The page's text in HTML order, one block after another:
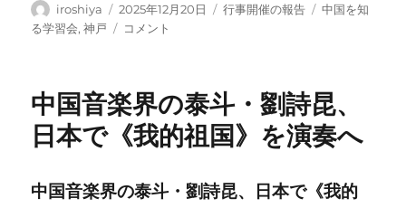
投
稿
iroshiya
投
稿
2025年12月20日
カ
行事開催の報告
タ
中国を知
る学習会,神戸
中
史
学
習
開
コメント
中国音楽界の泰斗・劉詩昆、
日本で《我的祖国》を演奏へ
中国音楽界の泰斗・劉詩昆、日本で《我的